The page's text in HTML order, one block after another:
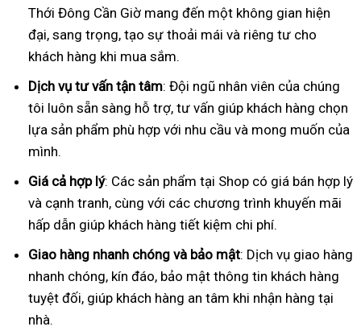
Thới Đông Cần Giờ mang đến một không gian hiện
đại, sang trọng, tạo sự thoải mái và riêng tư cho
khách hàng khi mua sắm.
Dịch vụ tư vấn tận tâm: Đội ngũ nhân viên của chúng
tôi luôn sẵn sàng hỗ trợ, tư vấn giúp khách hàng chọn
lựa sản phẩm phù hợp với nhu cầu và mong muốn của
mình.
Giá cả hợp lý: Các sản phẩm tại Shop có giá bán hợp lý
và cạnh tranh, cùng với các chương trình khuyến mãi
hấp dẫn giúp khách hàng tiết kiệm chi phí.
Giao hàng nhanh chóng và bảo mật: Dịch vụ giao hàng
nhanh chóng, kín đáo, bảo mật thông tin khách hàng
tuyệt đối, giúp khách hàng an tâm khi nhận hàng tại
nhà.